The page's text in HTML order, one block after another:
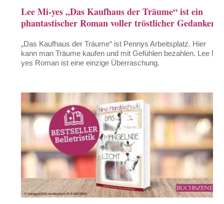
Lee Mi-yes „Das Kaufhaus der Träume“ ist ein
phantastischer Roman voller tröstlicher Gedanken
„Das Kaufhaus der Träume“ ist Pennys Arbeitsplatz. Hier
kann man Träume kaufen und mit Gefühlen bezahlen. Lee Mi-
yes Roman ist eine einzige Überraschung.